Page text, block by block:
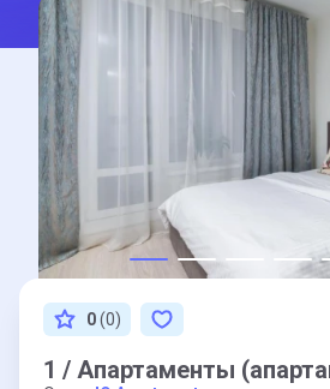
0(0)
1 / Апартаменты